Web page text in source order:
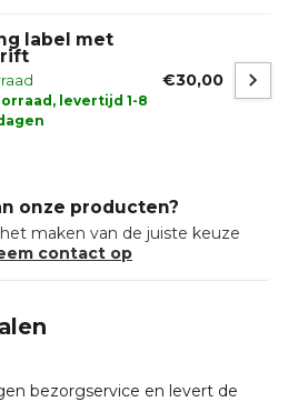
label met
levertijd 1-8
€30,00
onze producten?
maken van de juiste keuze
contact op
bezorgservice en levert de